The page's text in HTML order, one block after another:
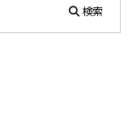
検索